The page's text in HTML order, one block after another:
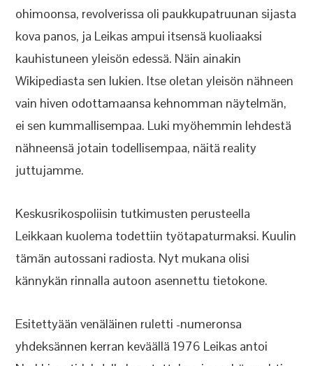
ohimoonsa, revolverissa oli paukkupatruunan sijasta
kova panos, ja Leikas ampui itsensä kuoliaaksi
kauhistuneen yleisön edessä. Näin ainakin
Wikipediasta sen lukien. Itse oletan yleisön nähneen
vain hiven odottamaansa kehnomman näytelmän,
ei sen kummallisempaa. Luki myöhemmin lehdestä
nähneensä jotain todellisempaa, näitä reality
juttujamme.
Keskusrikospoliisin tutkimusten perusteella
Leikkaan kuolema todettiin työtapaturmaksi. Kuulin
tämän autossani radiosta. Nyt mukana olisi
kännykän rinnalla autoon asennettu tietokone.
Esitettyään venäläinen ruletti -numeronsa
yhdeksännen kerran keväällä 1976 Leikas antoi